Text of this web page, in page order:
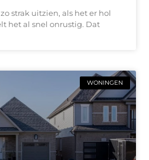
strak uitzien, als het er hol
het al snel onrustig. Dat
WONINGEN